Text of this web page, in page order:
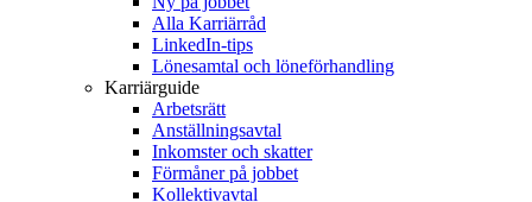
Alla Karriärråd
LinkedIn-tips
Lönesamtal och löneförhandling
Karriärguide
Arbetsrätt
Anställningsavtal
Inkomster och skatter
Förmåner på jobbet
Kollektivavtal